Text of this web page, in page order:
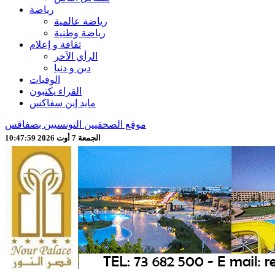
رياضة
رياضة عالمية
رياضة وطنية
ثقافة و إعلام
الرأي الآخر
دين و دنيا
الوفيات
القراء يكتبون
مايد إين سفاكس
موقع الصحفيين التونسيين بصفاقس
الجمعة 7 أوت 2026 10:48:01